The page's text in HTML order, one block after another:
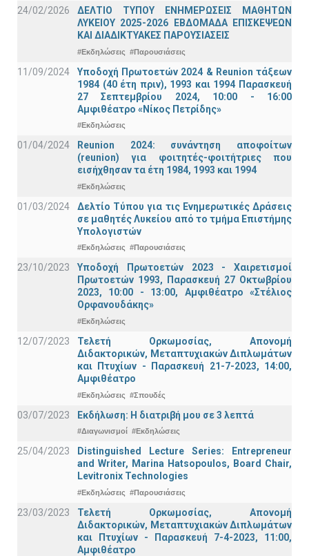
24/02/2026
ΔΕΛΤΙΟ ΤΥΠΟΥ ΕΝΗΜΕΡΩΣΕΙΣ ΜΑΘΗΤΩΝ
ΛΥΚΕΙΟΥ 2025-2026 ΕΒΔΟΜΑΔΑ ΕΠΙΣΚΕΨΕΩΝ
ΚΑΙ ΔΙΑΔΙΚΤΥΑΚΕΣ ΠΑΡΟΥΣΙΑΣΕΙΣ
#Εκδηλώσεις #Παρουσιάσεις
11/09/2024
Υποδοχή Πρωτοετών 2024 & Reunion τάξεων
1984 (40 έτη πριν), 1993 και 1994 Παρασκευή
27 Σεπτεμβρίου 2024, 10:00 - 16:00
Αμφιθέατρο «Νίκος Πετρίδης»
#Εκδηλώσεις
01/04/2024
Reunion 2024: συνάντηση αποφοίτων
(reunion) για φοιτητές-φοιτήτριες που
εισήχθησαν τα έτη 1984, 1993 και 1994
#Εκδηλώσεις
01/03/2024
Δελτίο Τύπου για τις Ενημερωτικές Δράσεις
σε μαθητές Λυκείου από το τμήμα Επιστήμης
Υπολογιστών
#Εκδηλώσεις #Παρουσιάσεις
23/10/2023
Υποδοχή Πρωτοετών 2023 - Χαιρετισμοί
Πρωτοετών 1993, Παρασκευή 27 Οκτωβρίου
2023, 10:00 - 13:00, Αμφιθέατρο «Στέλιος
Ορφανουδάκης»
#Εκδηλώσεις
12/07/2023
Τελετή Ορκωμοσίας, Απονομή
Διδακτορικών, Μεταπτυχιακών Διπλωμάτων
και Πτυχίων - Παρασκευή 21-7-2023, 14:00,
Αμφιθέατρο
#Εκδηλώσεις #Σπουδές
03/07/2023 Εκδήλωση: Η διατριβή μου σε 3 λεπτά
#Διαγωνισμοί #Εκδηλώσεις
25/04/2023
Distinguished Lecture Series: Entrepreneur
and Writer, Marina Hatsopoulos, Board Chair,
Levitronix Technologies
#Εκδηλώσεις #Παρουσιάσεις
23/03/2023
Τελετή Ορκωμοσίας, Απονομή
Διδακτορικών, Μεταπτυχιακών Διπλωμάτων
και Πτυχίων - Παρασκευή 7-4-2023, 11:00,
Αμφιθέατρο